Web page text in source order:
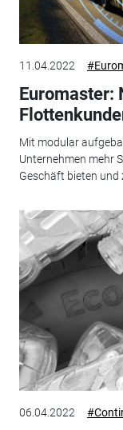
11.04.2022
Euromaster:
Mit modular
Unternehmen mehr
Geschäft bieten und
06.04.2022